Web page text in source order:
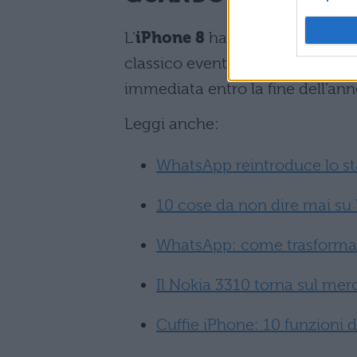
L’iPhone 8 ha una data
classico evento a
immediata entro la fine
Leggi anche:
WhatsApp reintroduce lo
10 cose da non dire mai su
WhatsApp: come
Il Nokia 3310 torna sul
Cuffie iPhone: 10 funzioni